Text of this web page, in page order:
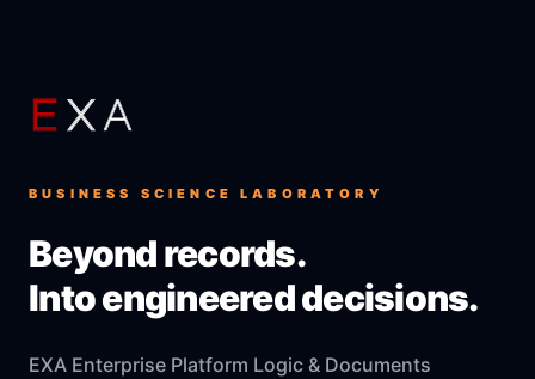
BUSINESS SCIENCE LABORATORY
Beyond records.
Into engineered decisions.
EXA Enterprise Platform Logic & Documents